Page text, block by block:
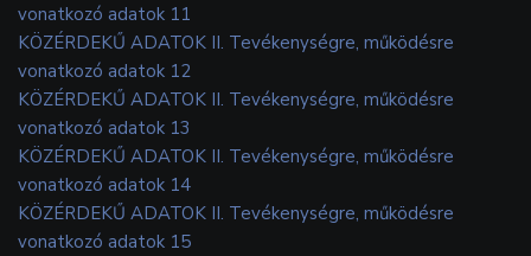
vonatkozó adatok 11
KÖZÉRDEKŰ ADATOK II. Tevékenységre, működésre
vonatkozó adatok 12
KÖZÉRDEKŰ ADATOK II. Tevékenységre, működésre
vonatkozó adatok 13
KÖZÉRDEKŰ ADATOK II. Tevékenységre, működésre
vonatkozó adatok 14
KÖZÉRDEKŰ ADATOK II. Tevékenységre, működésre
vonatkozó adatok 15